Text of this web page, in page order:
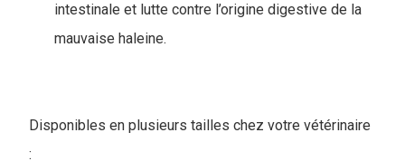
intestinale et lutte contre l’origine digestive de la
mauvaise haleine.
Disponibles en plusieurs tailles chez votre vétérinaire
: